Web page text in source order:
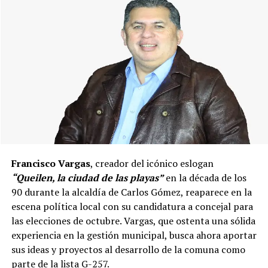
mismo documento reconoce que este año los montos
asignados han sido menores, en el marco de un proceso
de descentralización acompañado por nuevas fórmulas
de asignación presupuestaria.
El informe destaca que comunas comoQuellónhan
visto importantes incrementos de recursos en los
últimos años. En ese caso, se reporta una asignación de
$2.025.103.222 durante el actual periodo, lo que
representa un alza del 219% respecto al gobierno
93% más de fondos en igual periodo. También se
subrayan inversiones emblemáticas en la región, como
la construcción de nuevos edificios consistoriales en
Chaitén y Dalcahue, ambos financiados en un 60% por
la Subdere, con más de 5.900 millones de pesos y 4.400
millones de pesos, respectivamente.
Francisco Vargas, creador del icónico eslogan
“Queilen, la ciudad de las playas”en la década de los
90 durante la alcaldía de Carlos Gómez, reaparece en la
escena política local con su candidatura a concejal para
las elecciones de octubre. Vargas, que ostenta una sólida
experiencia en la gestión municipal, busca ahora aportar
sus ideas y proyectos al desarrollo de la comuna como
parte de la lista G-257.